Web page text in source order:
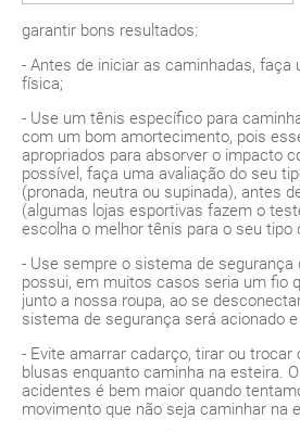
garantir bons resultados:
- Antes de iniciar as caminhadas, faça
física;
- Use um tênis específico para
com um bom amortecimento, pois
apropriados para absorver o impacto
possível, faça uma avaliação do seu
(pronada, neutra ou supinada), antes
(algumas lojas esportivas fazem o
escolha o melhor tênis para o seu tipo
- Use sempre o sistema de segurança
possui, em muitos casos seria um fio
junto a nossa roupa, ao se
sistema de segurança será acionado
- Evite amarrar cadarço, tirar ou trocar
blusas enquanto caminha na esteira.
acidentes é bem maior quando
movimento que não seja caminhar na